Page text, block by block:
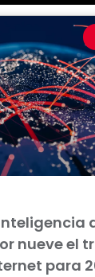
nueve el
para